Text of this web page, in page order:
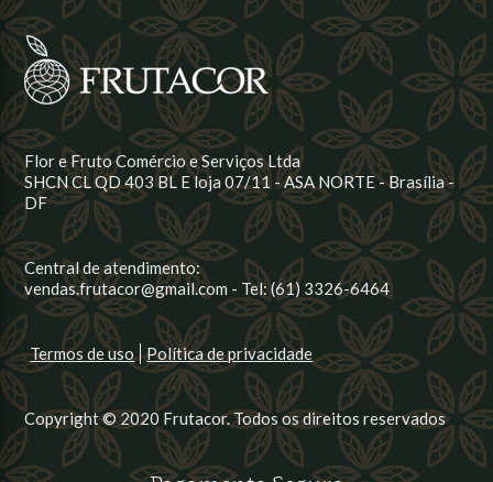
Flor e Fruto Comércio e Serviços Ltda
SHCN CL QD 403 BL E loja 07/11 - ASA NORTE - Brasília -
DF
Central de atendimento:
vendas.frutacor@gmail.com - Tel: (61) 3326-6464
Termos de uso Política de privacidade
Copyright © 2020 Frutacor. Todos os direitos reservados